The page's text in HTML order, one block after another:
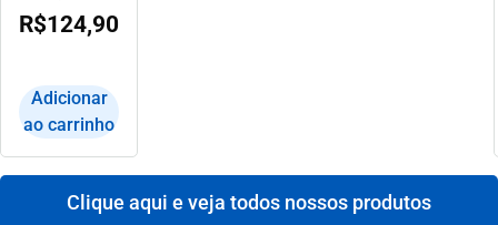
R$124,90
Adicionar
ao carrinho
Clique aqui e veja todos nossos produtos